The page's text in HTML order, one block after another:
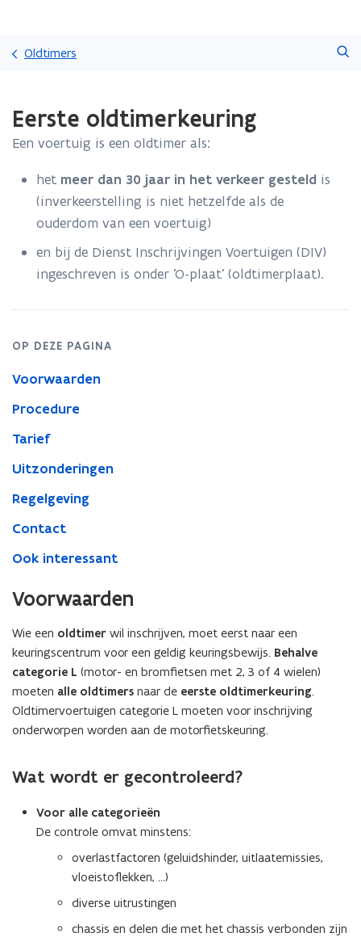
gaan
Oldtimers
met
laden.
oldtimerkeuring
Eerste oldtimerkeuring
Een voertuig is een oldtimer als:
het meer dan 30 jaar in het verkeer gesteld is
(inverkeerstelling is niet hetzelfde als de
ouderdom van een voertuig)
en bij de Dienst Inschrijvingen Voertuigen (DIV)
ingeschreven is onder 'O-plaat' (oldtimerplaat).
OP DEZE PAGINA
Voorwaarden
Procedure
Tarief
Uitzonderingen
Regelgeving
Contact
Ook interessant
Voorwaarden
Wie een oldtimer wil inschrijven, moet eerst naar een
keuringscentrum voor een geldig keuringsbewijs. Behalve
categorie L (motor- en bromfietsen met 2, 3 of 4 wielen)
moeten alle oldtimers naar de eerste oldtimerkeuring.
Oldtimervoertuigen categorie L moeten voor inschrijving
onderworpen worden aan de motorfietskeuring.
Wat wordt er gecontroleerd?
Voor alle categorieën
De controle omvat minstens:
overlastfactoren (geluidshinder, uitlaatemissies,
vloeistoflekken, …)
diverse uitrustingen
chassis en delen die met het chassis verbonden zijn